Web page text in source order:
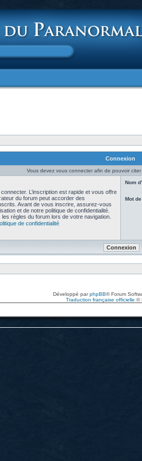
Connexion
Vous devez vous connecter afin de pouvoir
L’inscription est rapide et vous offre
du forum peut accorder des
Avant de vous inscrire, assurez-vous
et de notre politique de confidentialité.
règles du forum lors de votre navigation.
de confidentialité
Nom
Mot
Développé parphpBB® Forum
Traduction française officielle ©